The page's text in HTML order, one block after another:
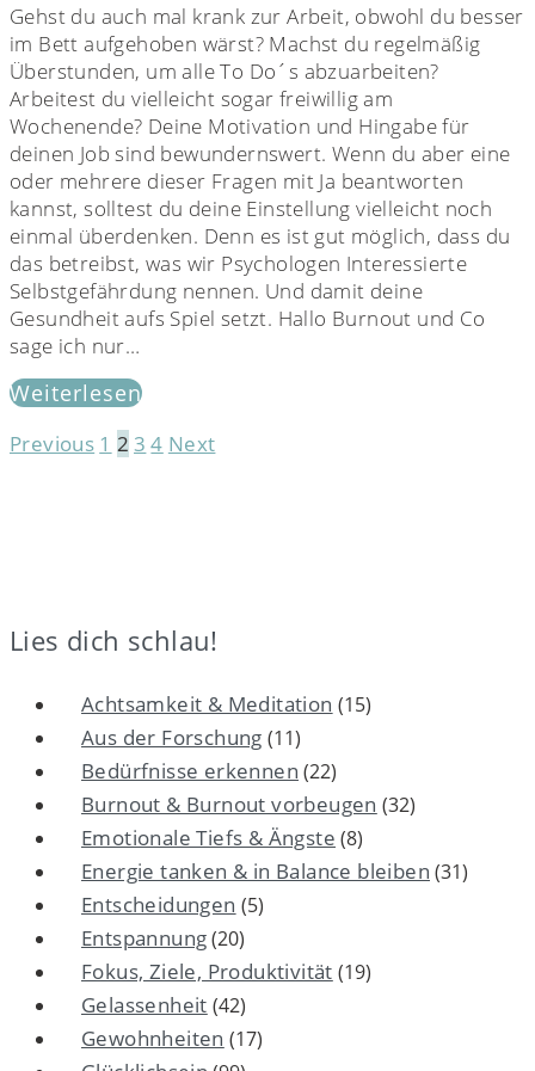
Gehst du auch mal krank zur Arbeit, obwohl du besser
im Bett aufgehoben wärst? Machst du regelmäßig
Überstunden, um alle To Do´s abzuarbeiten?
Arbeitest du vielleicht sogar freiwillig am
Wochenende? Deine Motivation und Hingabe für
deinen Job sind bewundernswert. Wenn du aber eine
oder mehrere dieser Fragen mit Ja beantworten
kannst, solltest du deine Einstellung vielleicht noch
einmal überdenken. Denn es ist gut möglich, dass du
das betreibst, was wir Psychologen Interessierte
Selbstgefährdung nennen. Und damit deine
Gesundheit aufs Spiel setzt. Hallo Burnout und Co
sage ich nur…
Weiterlesen
Seitennummerierung
Previous 1 2 3 4 Next
Lies dich schlau!
Achtsamkeit & Meditation (15)
Aus der Forschung (11)
Bedürfnisse erkennen (22)
Burnout & Burnout vorbeugen (32)
Emotionale Tiefs & Ängste (8)
Energie tanken & in Balance bleiben (31)
Entscheidungen (5)
Entspannung(20)
Fokus, Ziele, Produktivität (19)
Gelassenheit (42)
Gewohnheiten (17)